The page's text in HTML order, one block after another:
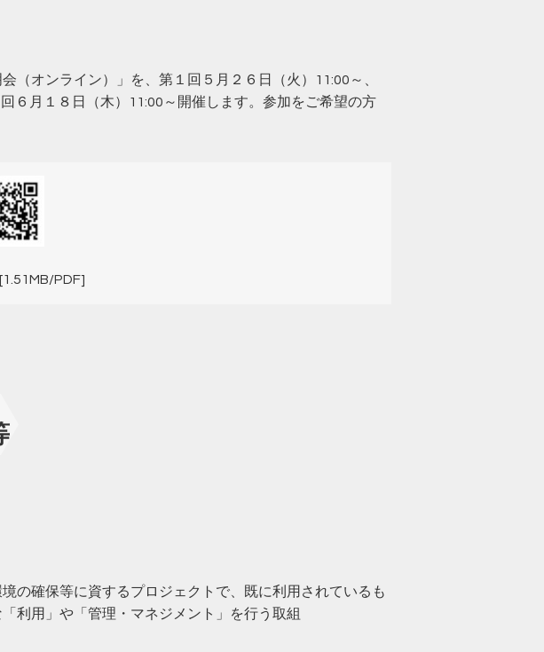
オンライン）」を、第１回５月２６日（火）11:00～、
６月１８日（木）11:00～開催します。参加をご希望の方
[1.51MB/PDF]
の確保等に資するプロジェクトで、既に利用されているも
利用」や「管理・マネジメント」を行う取組